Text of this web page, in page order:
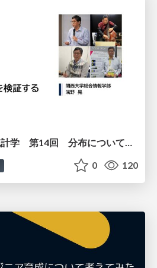
2026年度春学期 統計学 第14回 分布についての仮説を検証する ― 仮説検定（１） (2026. 7. 2)
0 120